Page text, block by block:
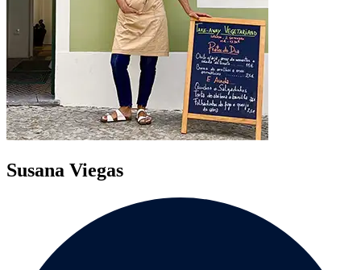
Susana Viegas